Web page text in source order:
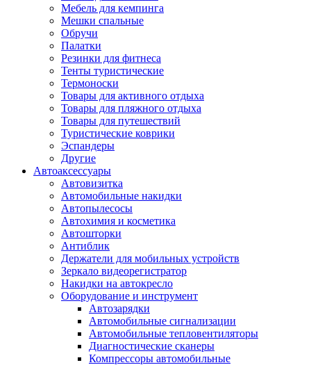
Мебель для кемпинга
Мешки спальные
Обручи
Палатки
Резинки для фитнеса
Тенты туристические
Термоноски
Товары для активного отдыха
Товары для пляжного отдыха
Товары для путешествий
Туристические коврики
Эспандеры
Другие
Автоаксессуары
Автовизитка
Автомобильные накидки
Автопылесосы
Автохимия и косметика
Автошторки
Антиблик
Держатели для мобильных устройств
Зеркало видеорегистратор
Накидки на автокресло
Оборудование и инструмент
Автозарядки
Автомобильные сигнализации
Автомобильные тепловентиляторы
Диагностические сканеры
Компрессоры автомобильные